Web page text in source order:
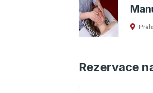
Rezervace